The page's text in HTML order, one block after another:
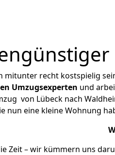
mitunter recht kostspielig
Umzugsexperten und
von Lübeck nach
nun eine kleine Wohnung
Zeit – wir kümmern uns